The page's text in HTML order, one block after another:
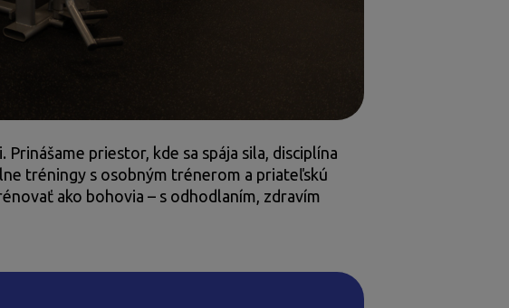
priestor, kde sa spája sila, disciplína
tréningy s osobným trénerom a priateľskú
ako bohovia – s odhodlaním, zdravím